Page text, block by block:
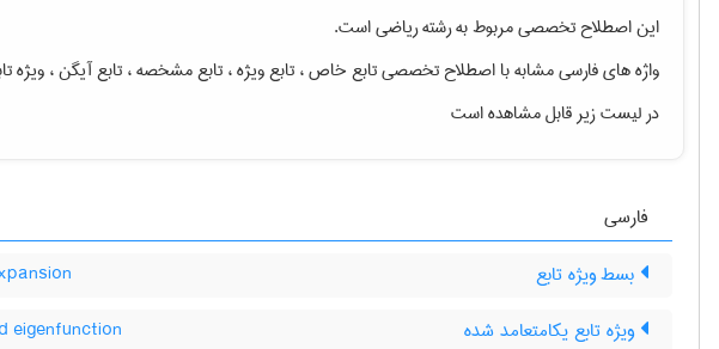
این اصطلاح تخصصی مربوط به رشتهرياضیاست.
واژه های فارسی مشابه با اصطلاح تخصصیتابع خاص ، تابع ویژه ، تابع مشخصه ، تابع آیگن ، ویژه
در لیست زیر قابل مشاهده است
فارسی
بسط ویژه تابع
ویژه تابع یکامتعامد شده eigenfunction